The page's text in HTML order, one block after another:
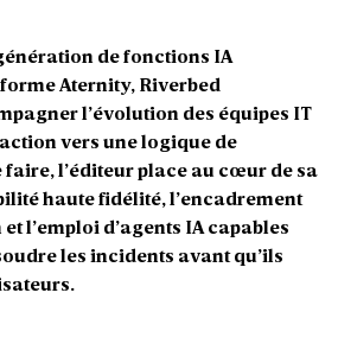
de fonctions IA
Aternity, Riverbed
l’évolution des équipes IT
vers une logique de
l’éditeur place au cœur de sa
haute fidélité, l’encadrement
l’emploi d’agents IA capables
les incidents avant qu’ils